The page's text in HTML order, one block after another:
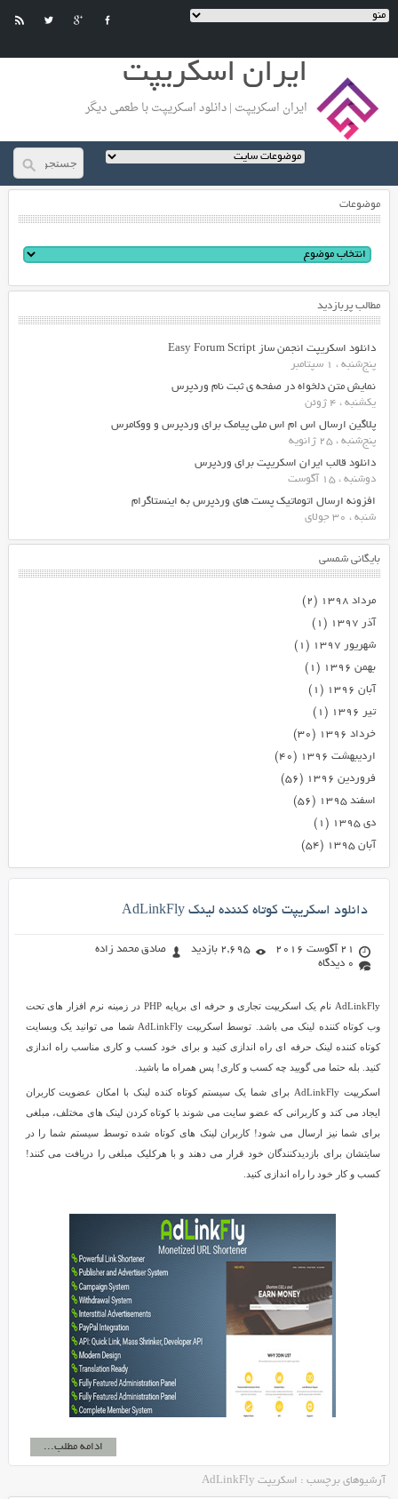
ایران اسکریپت
ایران اسکریپت | دانلود اسکریپت با طعمی دیگر
موضوعات
مطالب پربازدید
دانلود اسکریپت انجمن ساز Easy Forum Script
پنج‌شنبه ، 1 سپتامبر
نمایش متن دلخواه در صفحه ی ثبت نام وردپرس
یکشنبه ، 4 ژوئن
پلاگین ارسال اس ام اس ملی پیامک برای وردپرس و ووکامرس
پنج‌شنبه ، 25 ژانویه
دانلود قالب ایران اسکریپت برای وردپرس
دوشنبه ، 15 آگوست
افزونه ارسال اتوماتیک پست های وردپرس به اینستاگرام
شنبه ، 30 جولای
بایگانی شمسی
مرداد ۱۳۹۸
(۲)
آذر ۱۳۹۷
(۱)
شهریور ۱۳۹۷
(۱)
بهمن ۱۳۹۶
(۱)
آبان ۱۳۹۶
(۱)
تیر ۱۳۹۶
(۱)
خرداد ۱۳۹۶
(۳۰)
اردیبهشت ۱۳۹۶
(۴۰)
فروردین ۱۳۹۶
(۵۶)
اسفند ۱۳۹۵
(۵۶)
دی ۱۳۹۵
(۱)
آبان ۱۳۹۵
(۵۴)
دانلود اسکریپت کوتاه کننده لینک AdLinkFly
21 آگوست 2016 2,695 بازدید
صادق محمد زاده
0 دیدگاه
AdLinkFly نام یک اسکریپت تجاری و حرفه ای برپایه PHP در زمینه نرم افزار های تحت
وب کوتاه کننده لینک می باشد. توسط اسکریپت AdLinkFly شما می توانید یک وبسایت
کوتاه کننده لینک حرفه ای راه اندازی کنید و برای خود کسب و کاری مناسب راه اندازی
کنید. بله حتما می گویید چه کسب و کاری! پس همراه ما باشید.
اسکریپت AdLinkFly برای شما یک سیستم کوتاه کنده لینک با امکان عضویت کاربران
ایجاد می کند و کاربرانی که عضو سایت می شوند با کوتاه کردن لینک های مختلف، مبلغی
برای شما نیز ارسال می شود! کاربران لینک های کوتاه شده توسط سیستم شما را در
سایتشان برای بازدیدکنندگان خود قرار می دهند و با هرکلیک مبلغی را دریافت می کنند!
کسب و کار خود را راه اندازی کنید.
ادامه مطلب...
آرشیوهای برچسب : اسکریپت AdLinkFly